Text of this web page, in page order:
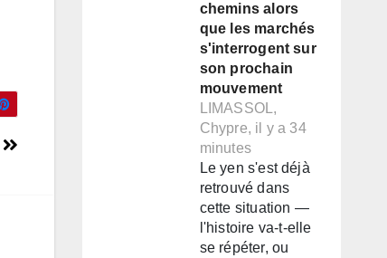
chemins alors
que les marchés
s'interrogent sur
son prochain
mouvement
LIMASSOL,
Chypre, il y a 34
minutes
Le yen s'est déjà
retrouvé dans
cette situation —
l'histoire va-t-elle
se répéter, ou